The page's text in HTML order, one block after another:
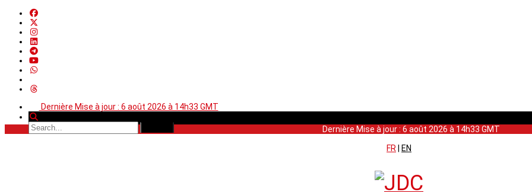
Dernière Mise à jour : 6 août 2026 à 14h33 GMT
Dernière Mise à jour : 6 août 2026 à 14h33 GMT
FR
EN